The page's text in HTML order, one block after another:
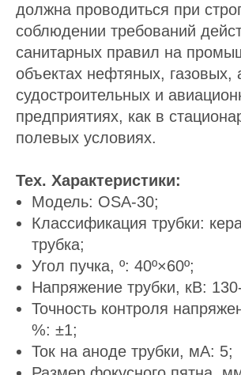
должна проводиться при
соблюдении требований
санитарных правил на
объектах нефтяных, газовых,
судостроительных и
предприятиях, как в
полевых условиях.
Тех. Характеристики:
Модель: OSA-30;
Классификация трубки:
трубка;
Угол пучка, º: 40º×60º;
Напряжение трубки, кВ:
Точность контроля
%: ±1;
Ток на аноде трубки, мА: 5;